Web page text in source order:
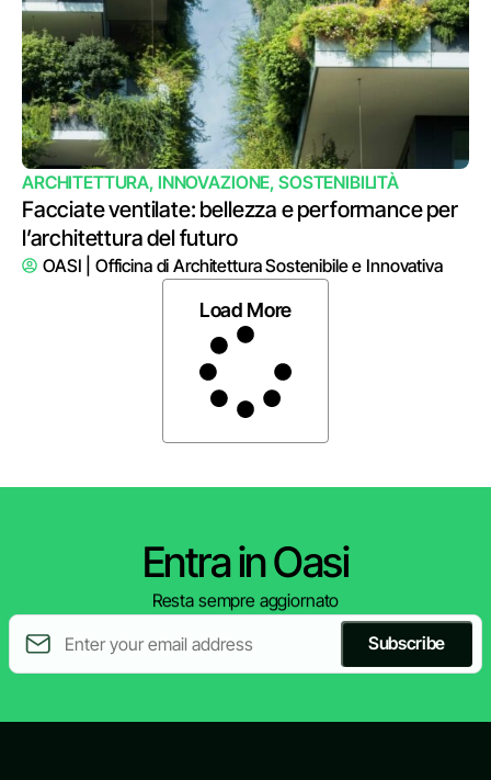
ARCHITETTURA, INNOVAZIONE, SOSTENIBILITÀ
Facciate ventilate: bellezza e performance per
l’architettura del futuro
OASI | Officina di Architettura Sostenibile e Innovativa
Load More
Entra in Oasi
Resta sempre aggiornato